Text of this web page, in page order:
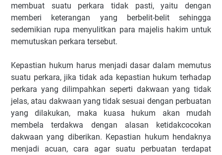
membuat suatu perkara tidak pasti, yaitu dengan
memberi keterangan yang berbelit-belit sehingga
sedemikian rupa menyulitkan para majelis hakim untuk
memutuskan perkara tersebut.
Kepastian hukum harus menjadi dasar dalam memutus
suatu perkara, jika tidak ada kepastian hukum terhadap
perkara yang dilimpahkan seperti dakwaan yang tidak
jelas, atau dakwaan yang tidak sesuai dengan perbuatan
yang dilakukan, maka kuasa hukum akan mudah
membela terdakwa dengan alasan ketidakcocokan
dakwaan yang diberikan. Kepastian hukum hendaknya
menjadi acuan, cara agar suatu perbuatan terdapat